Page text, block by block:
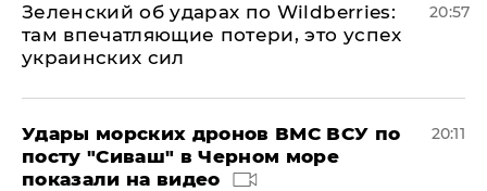
Зеленский об ударах по Wildberries:
там впечатляющие потери, это успех
украинских сил
20:57
Удары морских дронов ВМС ВСУ по
посту "Сиваш" в Черном море
показали на видео
20:11